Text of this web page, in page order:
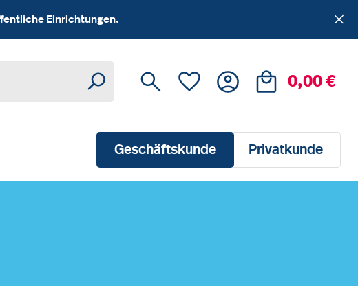
Einrichtungen.
Du hast 0 Produkte auf dem
0,00 €
Geschäftskunde Privatkunde